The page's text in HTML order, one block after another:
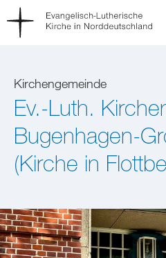
Kirchengemeinde
Ev.-Luth.
Bugenhagen-
(Kirche in